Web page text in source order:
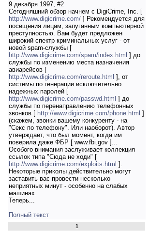
9 декабря 1997, #2
Сегодняшний обзор начнем с DigiCrime, Inc. [
http://www.digicrime.com/ ] Рекомендуется для
посещения лицам, запуганным компьютерной
преступностью. Вам будет предложен
широкий спектр криминальных услуг - от
новой spam-службы [
http://www.digicrime.com/spam/index.html ] до
службы по изменению места назначения
авиарейсов [
http://www.digicrime.com/reroute.html ], от
системы по генерации исключительно
надежных паролей [
http://www.digicrime.com/passwd.html ] до
службы по перенаправлению телефонных
звонков [ http://www.digicrime.com/phone.html ]
(скажем, звонки вашему конкуренту - на
"Секс по телефону". Или наоборот). Автор
утверждает, что был момент, когда им
поверила даже ФБР [ www.fbi.gov ]...
Особого внимания заслуживает коллекция
ссылок типа "Сюда не ходи" [
http://www.digicrime.com/exploits.html ].
Некоторые приколы действительно могут
заставить вас провести несколько
неприятных минут - особенно на слабых
машинах.
Теперь...
Полный текст
1